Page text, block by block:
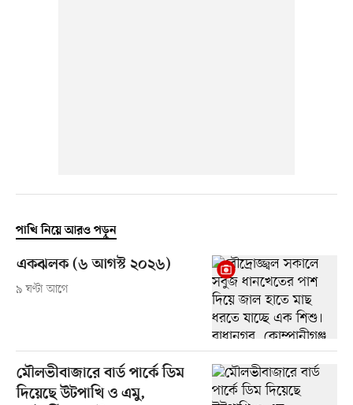
পাখি নিয়ে আরও পড়ুন
একঝলক (৬ আগস্ট ২০২৬)
৯ ঘণ্টা আগে
মৌলভীবাজারে বার্ড পার্কে ডিম
দিয়েছে উটপাখি ও এমু,